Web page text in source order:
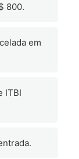
800.
em
ITBI